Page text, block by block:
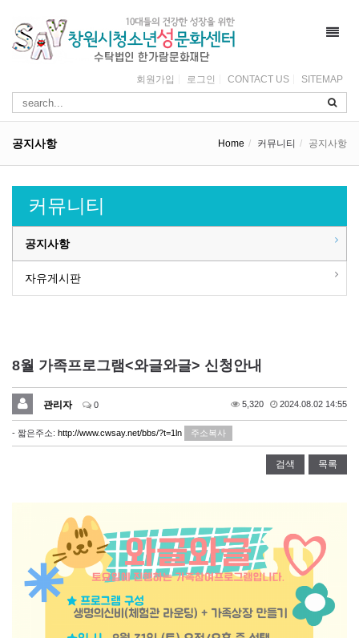
회원가입 로그인 CONTACT US SITEMAP
공지사항 Home 커뮤니티 공지사항
커뮤니티
공지사항
자유게시판
8월 가족프로그램<와글와글> 신청안내
관리자 0 5,320 2024.08.02 14:55
- 짧은주소: http://www.cwsay.net/bbs/?t=1ln 주소복사
검색 목록